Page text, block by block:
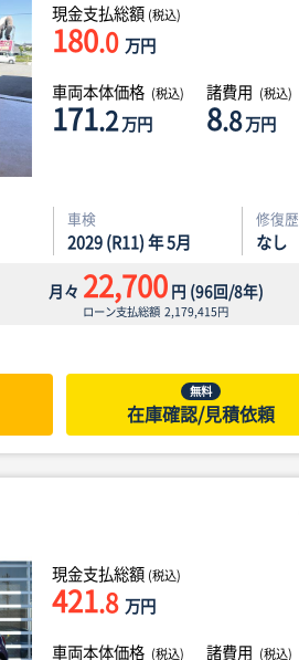
現金支払総額 (税込)
180.0 万円
車両本体価格 (税込)
171.2万円
諸費用 (税込)
8.8万円
車検
2029 (R11) 年 5月
修復歴
なし
月々 22,700円 (96回/8年)
ローン支払総額2,179,415円
無料
在庫確認/見積依頼
現金支払総額 (税込)
421.8 万円
車両本体価格 (税込) 諸費用 (税込)